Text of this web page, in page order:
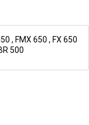
, FMX 650 , FX 650
500